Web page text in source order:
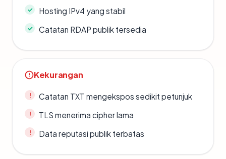
Hosting IPv4 yang stabil
Catatan RDAP publik tersedia
Kekurangan
Catatan TXT mengekspos sedikit petunjuk
TLS menerima cipher lama
Data reputasi publik terbatas